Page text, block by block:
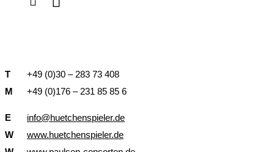
T
+49 (0)30 – 283 73 408
M
+49 (0)176 – 231 85 85 6
E
info@huetchenspieler.de
W
www.huetchenspieler.de